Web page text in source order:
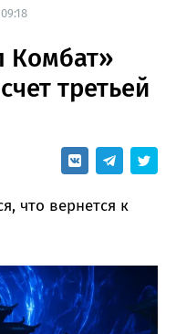
Комбат»
третьей
что вернется к